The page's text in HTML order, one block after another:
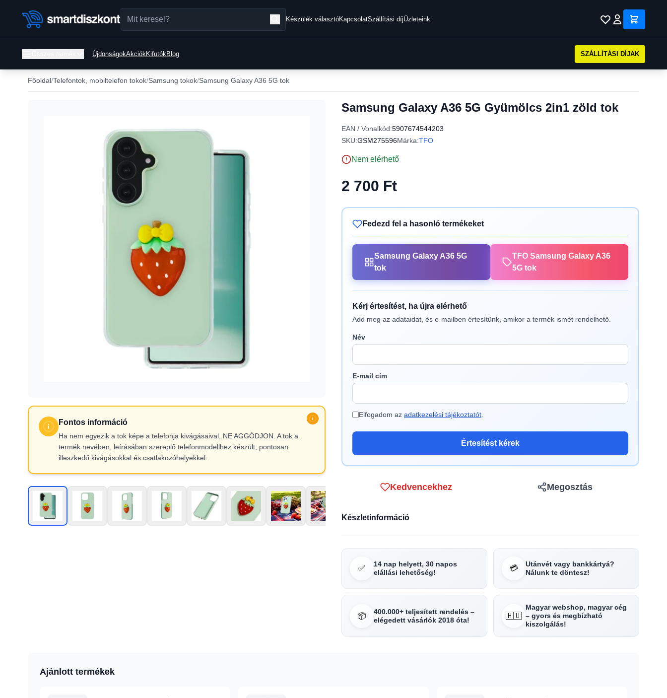
Készülék választóKapcsolatSzállítási díjÜzleteink
ÚjdonságokAkciókKifutókBlog SZÁLLÍTÁSI DÍJAK
Főoldal Telefontok, mobiltelefon tokok Samsung tokok Samsung Galaxy A36 5G tok
Fontos információ
Ha nem egyezik a tok képe a telefonja kivágásaival, NE AGGÓDJON. A tok a
termék nevében, leírásában szereplő telefonmodellhez készült, pontosan
illeszkedő kivágásokkal és csatlakozóhelyekkel.
Samsung Galaxy A36 5G Gyümölcs 2in1 zöld tok
EAN / Vonalkód:5907674544203
SKU:GSM275596Márka:TFO
Nem elérhető
2 700 Ft
Fedezd fel a hasonló termékeket
Samsung Galaxy A36 5G
tok
TFO Samsung Galaxy A36
5G tok
Kérj értesítést, ha újra elérhető
Add meg az adataidat, és e-mailben értesítünk, amikor a termék ismét rendelhető.
Név
E-mail cím
Elfogadom az adatkezelési tájékoztatót
Értesítést kérek
Kedvencekhez Megosztás
Készletinformáció
✅
14 nap helyett, 30 napos
elállási lehetőség!
💳
Utánvét vagy bankkártyá?
Nálunk te döntesz!
📦
400.000+ teljesített rendelés –
elégedett vásárlók 2018 óta!
🇭🇺
Magyar webshop, magyar cég
– gyors és megbízható
kiszolgálás!
Ajánlott termékek